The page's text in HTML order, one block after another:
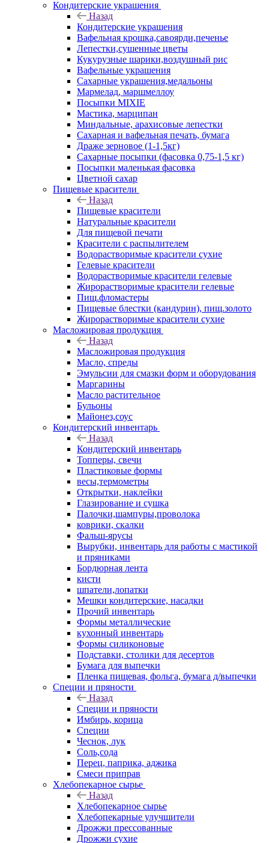
Кондитерские украшения
Назад
Кондитерские украшения
Вафельная крошка,савоярди,печенье
Лепестки,сушенные цветы
Кукурузные шарики,воздушный рис
Вафельные украшения
Сахарные украшения,медальоны
Мармелад, маршмеллоу
Посыпки MIXIE
Мастика, марципан
Миндальные, арахисовые лепестки
Сахарная и вафельная печать, бумага
Драже зерновое (1-1,5кг)
Сахарные посыпки (фасовка 0,75-1,5 кг)
Посыпки маленькая фасовка
Цветной сахар
Пищевые красители
Назад
Пищевые красители
Натуральные красители
Для пищевой печати
Красители с распылителем
Водорастворимые красители сухие
Гелевые красители
Водорастворимые красители гелевые
Жирорастворимые красители гелевые
Пищ.фломастеры
Пищевые блестки (кандурин), пищ.золото
Жирорастворимые красители сухие
Масложировая продукция
Назад
Масложировая продукция
Масло, спреды
Эмульсии для смазки форм и оборудования
Маргарины
Масло растительное
Бульоны
Майонез,соус
Кондитерский инвентарь
Назад
Кондитерский инвентарь
Топперы, свечи
Пластиковые формы
весы,термометры
Открытки, наклейки
Глазирование и сушка
Палочки,шампуры,проволока
коврики, скалки
Фальш-ярусы
Вырубки, инвентарь для работы с мастикой
и пряниками
Бордюрная лента
кисти
шпатели,лопатки
Мешки кондитерские, насадки
Прочий инвентарь
Формы металлические
кухонный инвентарь
Формы силиконовые
Подставки, столики для десертов
Бумага для выпечки
Пленка пищевая, фольга, бумага д/выпечки
Специи и пряности
Назад
Специи и пряности
Имбирь, корица
Специи
Чеснок, лук
Соль,сода
Перец, паприка, аджика
Смеси приправ
Хлебопекарное сырье
Назад
Хлебопекарное сырье
Хлебопекарные улучшители
Дрожжи прессованные
Дрожжи сухие